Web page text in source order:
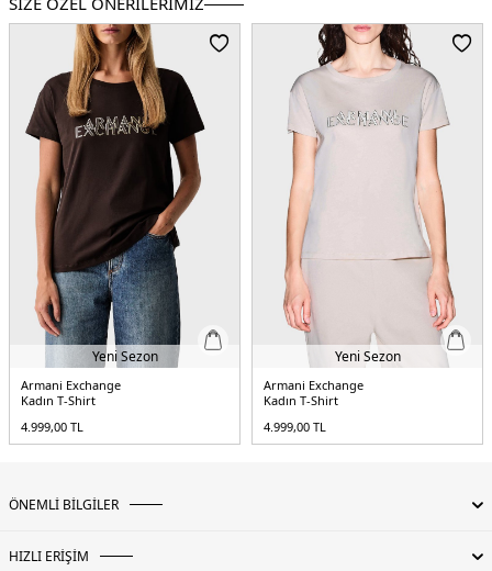
Yeni Sezon
Armani Exchange
Kadın T-Shirt
4.999,00 TL
Yeni Sezon
Armani Exchange
Kadın T-Shirt
4.999,00 TL
ÖNEMLİ BİLGİLER
HIZLI ERİŞİM